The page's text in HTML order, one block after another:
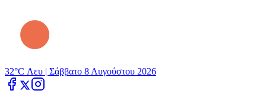
32°C Λευ | Σάββατο 8 Αυγούστου 2026